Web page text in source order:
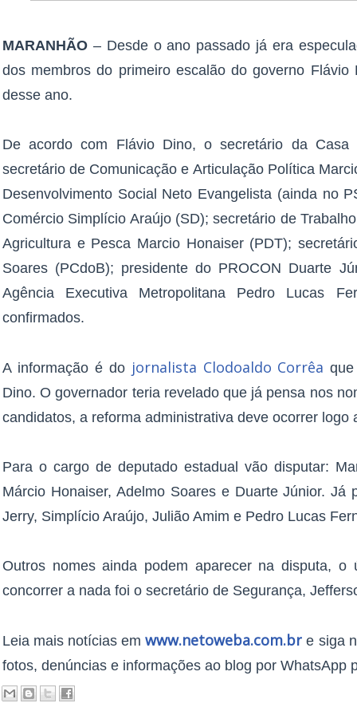
MARANHÃO – Desde o ano passado já era
dos membros do primeiro escalão do governo
desse ano.
De acordo com Flávio Dino, o secretário da Casa
secretário de Comunicação e Articulação Política
Desenvolvimento Social Neto Evangelista (ainda no
Comércio Simplício Araújo (SD); secretário de
Agricultura e Pesca Marcio Honaiser (PDT);
Soares (PCdoB); presidente do PROCON Duarte
Agência Executiva Metropolitana Pedro Lucas
confirmados.
A informação é do jornalista Clodoaldo Corrêa
Dino. O governador teria revelado que já pensa nos
candidatos, a reforma administrativa deve ocorrer logo
Para o cargo de deputado estadual vão disputar:
Márcio Honaiser, Adelmo Soares e Duarte Júnior. Já
Jerry, Simplício Araújo, Julião Amim e Pedro Lucas
Outros nomes ainda podem aparecer na disputa,
concorrer a nada foi o secretário de Segurança,
Leia mais notícias emwww.netoweba.com.br e siga
fotos, denúncias e informações ao blog por WhatsApp